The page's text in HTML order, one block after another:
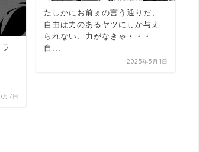
7日
たしかにお前ぇの言う通りだ、
自由は力のあるヤツにしか与え
られない、力がなきゃ・・・
自...
2025年5月1日